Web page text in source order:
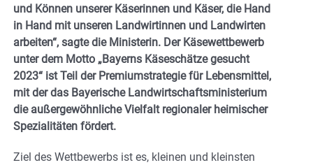
und Können unserer Käserinnen und Käser, die Hand
in Hand mit unseren Landwirtinnen und Landwirten
arbeiten“, sagte die Ministerin. Der Käsewettbewerb
unter dem Motto „Bayerns Käseschätze gesucht
2023“ ist Teil der Premiumstrategie für Lebensmittel,
mit der das Bayerische Landwirtschaftsministerium
die außergewöhnliche Vielfalt regionaler heimischer
Spezialitäten fördert.
Ziel des Wettbewerbs ist es, kleinen und kleinsten